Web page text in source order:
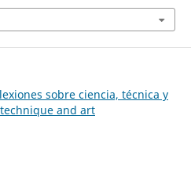
sobre ciencia, técnica y
and art